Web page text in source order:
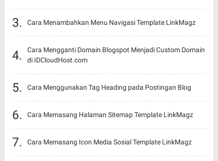
Cara Menambahkan Menu Navigasi Template LinkMagz
Cara Mengganti Domain Blogspot Menjadi Custom Domain
di IDCloudHost.com
Cara Menggunakan Tag Heading pada Postingan Blog
Cara Memasang Halaman Sitemap Template LinkMagz
Cara Memasang Icon Media Sosial Template LinkMagz